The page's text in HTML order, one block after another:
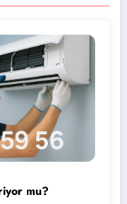
mu?